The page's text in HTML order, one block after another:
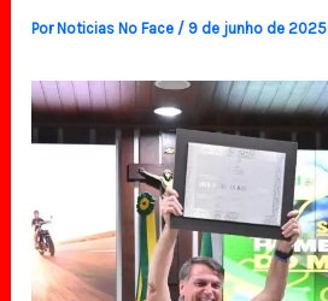
PorNoticias No Face / 9 de junho de 2025